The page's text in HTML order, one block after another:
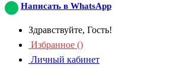
Написать в WhatsApp
Здравствуйте, Гость!
Избранное ()
Личный кабинет